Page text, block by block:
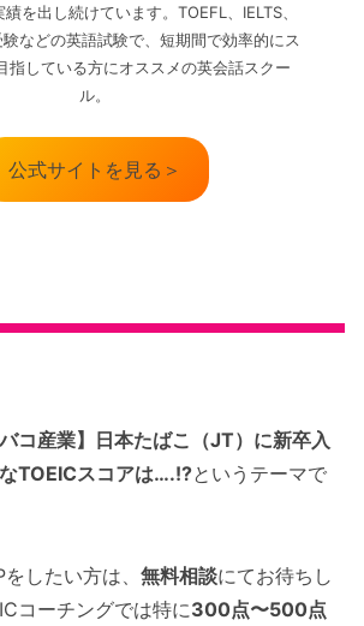
を出し続けています。TOEFL、IELTS、
などの英語試験で、短期間で効率的にス
指している方にオススメの英会話スクー
ル。
公式サイトを見る＞
バコ産業】日本たばこ（JT）に新卒入
TOEICスコアは….!?というテーマで
したい方は、 無料相談にてお待ちし
コーチングでは特に300点〜500点